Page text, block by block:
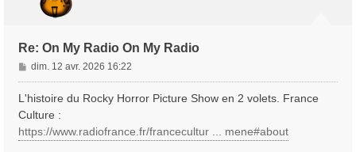
Re: On My Radio On My Radio
M
e
s
g
dim. 12 avr. 2026 16:22
L'histoire du Rocky Horror Picture Show en 2 volets. France
Culture :
https://www.radiofrance.fr/francecultur ... mene#about